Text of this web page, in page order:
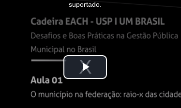
Tocar
Vídeo
suportado.